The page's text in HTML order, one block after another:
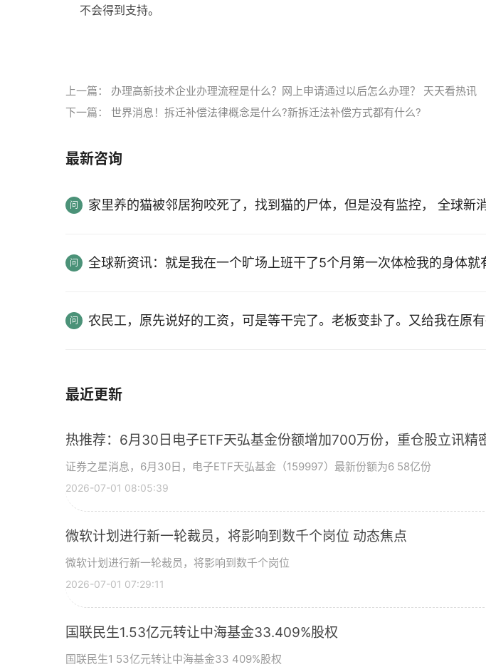
不会得到支持。
上一篇： 办理高新技术企业办理流程是什么？网上申请通过以后怎么办理？ 天天看热讯
下一篇： 世界消息！拆迁补偿法律概念是什么?新拆迁法补偿方式都有什么?
最新咨询
家里养的猫被邻居狗咬死了，找到猫的尸体，但是没有监控， 全球新
全球新资讯：就是我在一个旷场上班干了5个月第一次体检我的身体就
农民工，原先说好的工资，可是等干完了。老板变卦了。又给我在原
最近更新
热推荐：6月30日电子ETF天弘基金份额增加700万份，重仓股立讯精
证券之星消息，6月30日，电子ETF天弘基金（159997）最新份额为6 58亿份
2026-07-01 08:05:39
微软计划进行新一轮裁员，将影响到数千个岗位 动态焦点
微软计划进行新一轮裁员，将影响到数千个岗位
2026-07-01 07:29:11
国联民生1.53亿元转让中海基金33.409%股权
国联民生1 53亿元转让中海基金33 409%股权